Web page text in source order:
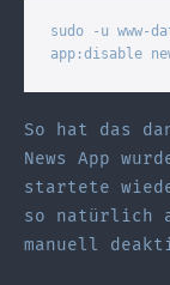
sudo -u www-
app:disable
So hat das
News App
startete
so natürlich
manuell